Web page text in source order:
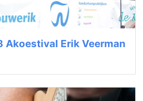
Akoestival Erik Veerman